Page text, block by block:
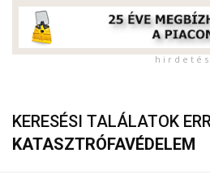
h i r d e t é s
KERESÉSI TALÁLATOK
KATASZTRÓFAVÉDELEM